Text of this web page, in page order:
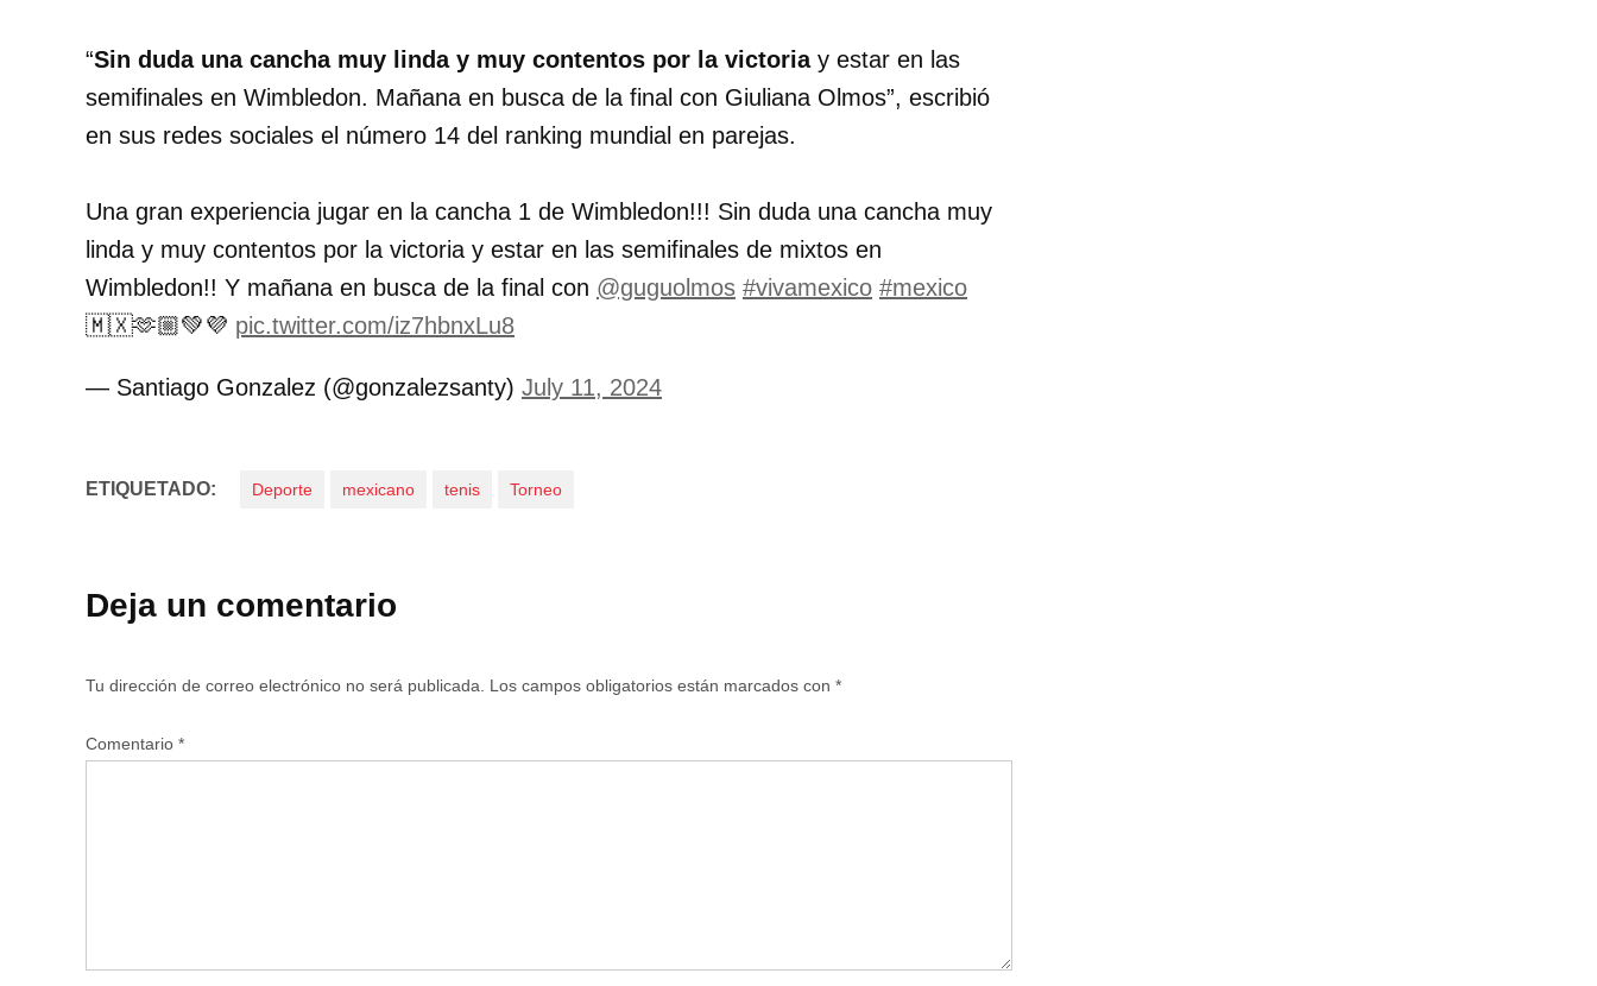
“Sin duda una cancha muy linda y muy contentos por la victoriay estar en las
semifinales en Wimbledon. Mañana en busca de la final con Giuliana Olmos”, escribió
en sus redes sociales el número 14 del ranking mundial en parejas.
Una gran experiencia jugar en la cancha 1 de Wimbledon!!! Sin duda una cancha muy
linda y muy contentos por la victoria y estar en las semifinales de mixtos en
Wimbledon!! Y mañana en busca de la final con @guguolmos #vivamexico #mexico
🇲🇽🫶🏼💚💜 pic.twitter.com/iz7hbnxLu8
— Santiago Gonzalez (@gonzalezsanty) July 11, 2024
ETIQUETADO: Deporte mexicano tenis Torneo
Deja un comentario
Tu dirección de correo electrónico no será publicada. Los campos obligatorios están marcados con *
Comentario *